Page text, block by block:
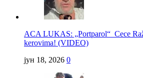
ACA LUKAS: „Portparol“ Cece
kerovima! (VIDEO)
јун 18, 2026 0